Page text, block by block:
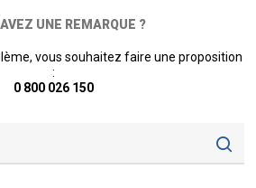
UNE REMARQUE ?
vous souhaitez faire une proposition
:
0 800 026 150